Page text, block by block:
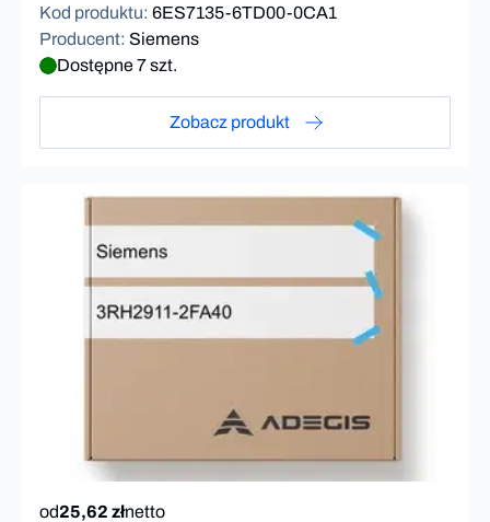
Kod produktu: 6ES7135-6TD00-0CA1
Producent: Siemens
Dostępne 7 szt.
Zobacz produkt
od25,62 złnetto